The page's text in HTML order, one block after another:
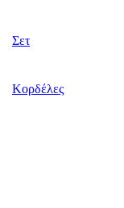
Σετ
Κορδέλες